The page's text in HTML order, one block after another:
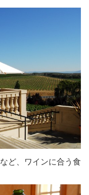
など、ワインに合う食